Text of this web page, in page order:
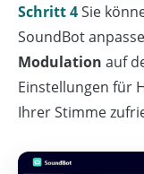
Schritt 4Sie
SoundBot
Modulation auf
Einstellungen für
Ihrer Stimme